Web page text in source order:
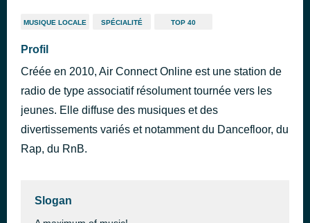
The Night (belongs to lovers)
Loca
Shakira feat. Wyclef Jean
All My Life
MUSIQUE LOCALE SPÉCIALITÉ TOP 40
Profil
Créée en 2010, Air Connect Online est une station de
radio de type associatif résolument tournée vers les
jeunes. Elle diffuse des musiques et des
divertissements variés et notamment du Dancefloor, du
Rap, du RnB.
Slogan